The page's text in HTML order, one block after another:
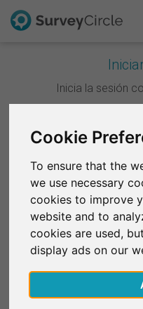
Cookie
To ensure that the
we use necessary
cookies to improve
website and to
cookies are used,
display ads on our
Inicia la sesión
Correo electrónico*
Contraseña*